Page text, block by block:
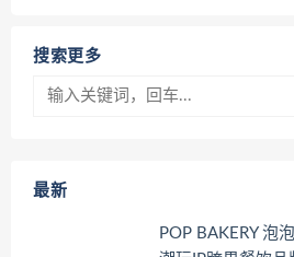
搜索更多
最新
POP BAKERY 泡